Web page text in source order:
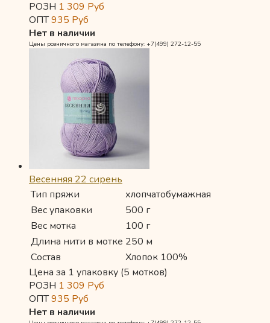
РОЗН 1 309 Руб
ОПТ935 Руб
Нет в наличии
Цены розничного магазина по телефону: +7(499) 272-12-55
Весенняя 22 сирень
Тип пряжи
хлопчатобумажная
Вес упаковки
500 г
Вес мотка
100 г
Длина нити в мотке 250 м
Состав
Хлопок 100%
Цена за 1 упаковку (5 мотков)
РОЗН 1 309 Руб
ОПТ935 Руб
Нет в наличии